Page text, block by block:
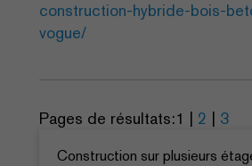
construction-hybride-bois-
vogue/
Pages de résultats:1 | 2 | 3
Construction sur plusieurs